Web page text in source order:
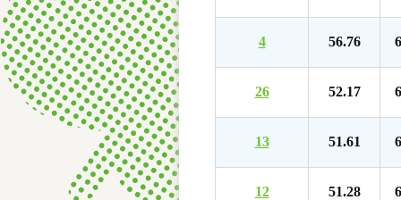
4 56.76
26 52.17
13 51.61
12 51.28